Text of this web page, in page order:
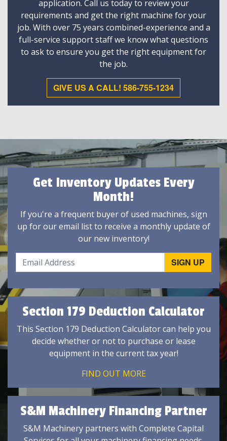
application. Call us today to review your
requirements and get the right machine for your
job. With over 75 years combined-experience and a
full-service support staff we know what questions
to ask to ensure you get the right equipment for
the job.
GIVE US A CALL! 586-755-1234
Get Inventory Updates Every
Month!
If you're a frequent buyer of used machines, sign
up for our email list to receive a monthly update of
our new inventory!
Section 179 Deduction Calculator
This Section 179 Deduction Calculator can help you
decide whether or not to purchase or lease
equipment in the current tax year!
FIND OUT MORE
S&M Machinery Financing Partner
S&M Machinery partners with Complete Capital